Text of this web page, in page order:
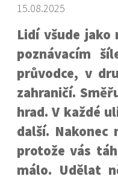
15.08.2025
Lidí všude jako
poznávacím
průvodce, v
zahraničí.
hrad. V každé
další.
protože vás
málo. Udělat